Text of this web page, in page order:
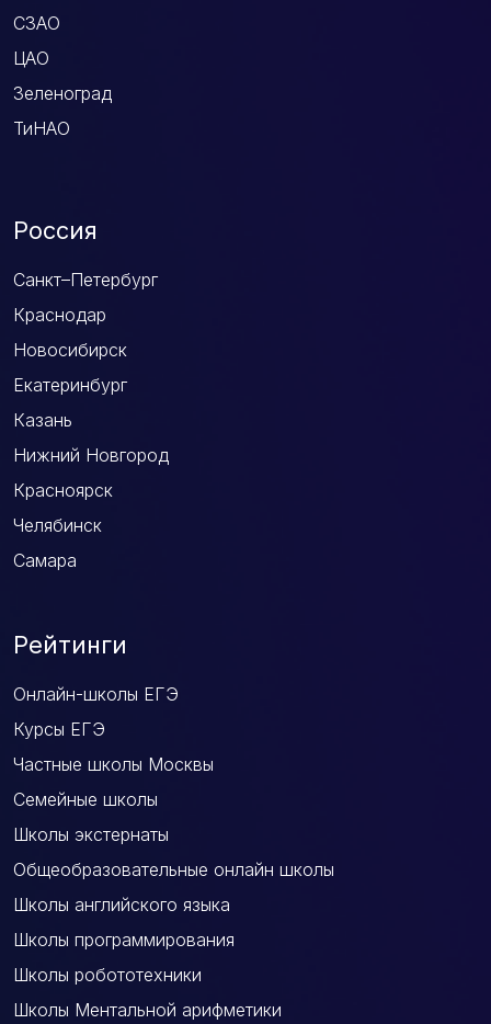
СЗАО
ЦАО
Зеленоград
ТиНАО
Россия
Санкт–Петербург
Краснодар
Новосибирск
Екатеринбург
Казань
Нижний Новгород
Красноярск
Челябинск
Самара
Рейтинги
Онлайн-школы ЕГЭ
Курсы ЕГЭ
Частные школы Москвы
Семейные школы
Школы экстернаты
Общеобразовательные онлайн школы
Школы английского языка
Школы программирования
Школы робототехники
Школы Ментальной арифметики